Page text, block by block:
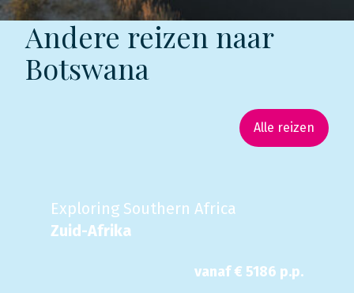
Andere reizen naar
Botswana
Alle reizen
Exploring Southern Africa
Zuid-Afrika
vanaf € 5186 p.p.